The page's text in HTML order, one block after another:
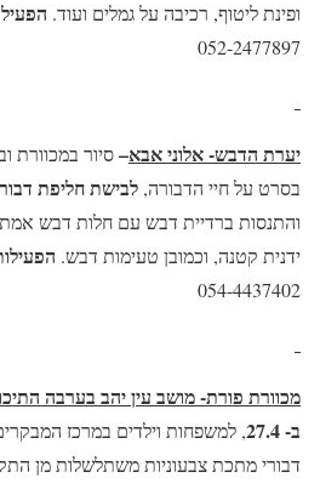
ופינת ליטוף, רכיבה על גמלים ועוד. הפעילות ב-
052-2477897
יערת הדבש- אלוני אבא–סיור במכוורת
בסרט על חיי הדבורה, לבישת חליפת
והתנסות ברדיית דבש עם חלות דבש
ידנית קטנה, וכמובן טעימות דבש. הפעילות
054-4437402
מכוורת פורת- מושב עין יהב בערבה
ב- 27.4
, למשפחות וילדים במרכז
דבורי מתכת צבעוניות משתלשלות מן